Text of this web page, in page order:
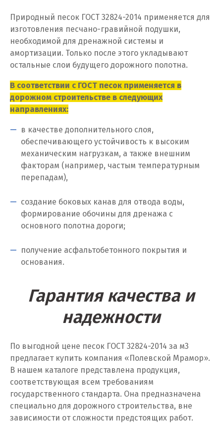
И
Иваново
Ижевск
Иркутск
Ишим
Казань
Калининград
Калуга
Камышево
Качканар
Кемерово
Киров
Природный песок ГОСТ 32824-2014 применяется для
изготовления песчано-гравийной подушки,
необходимой для дренажной системы и
амортизации. Только после этого укладывают
остальные слои будущего дорожного полотна.
В соответствии с ГОСТ песок применяется в
дорожном строительстве в следующих
направлениях:
в качестве дополнительного слоя,
обеспечивающего устойчивость к высоким
механическим нагрузкам, а также внешним
факторам (например, частым температурным
перепадам),
создание боковых канав для отвода воды,
формирование обочины для дренажа с
основного полотна дороги;
получение асфальтобетонного покрытия и
основания.
Гарантия качества и
надежности
По выгодной цене песок ГОСТ 32824-2014 за м3
предлагает купить компания «Полевской Мрамор».
В нашем каталоге представлена продукция,
соответствующая всем требованиям
государственного стандарта. Она предназначена
специально для дорожного строительства, вне
зависимости от сложности предстоящих работ.